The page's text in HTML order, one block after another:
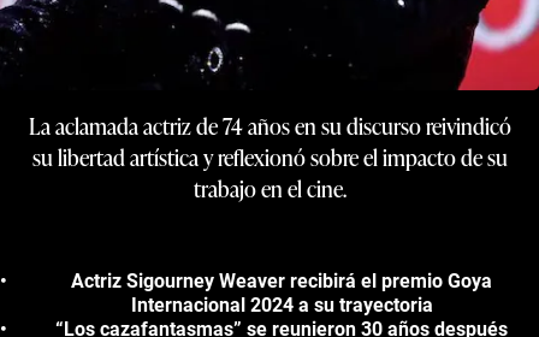
La aclamada actriz de 74 años en su discurso reivindicó
su libertad artística y reflexionó sobre el impacto de su
trabajo en el cine.
Actriz Sigourney Weaver recibirá el premio Goya
Internacional 2024 a su trayectoria
“Los cazafantasmas” se reunieron 30 años después